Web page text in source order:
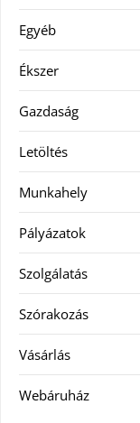
Egyéb
Ékszer
Gazdaság
Letöltés
Munkahely
Pályázatok
Szolgálatás
Szórakozás
Vásárlás
Webáruház